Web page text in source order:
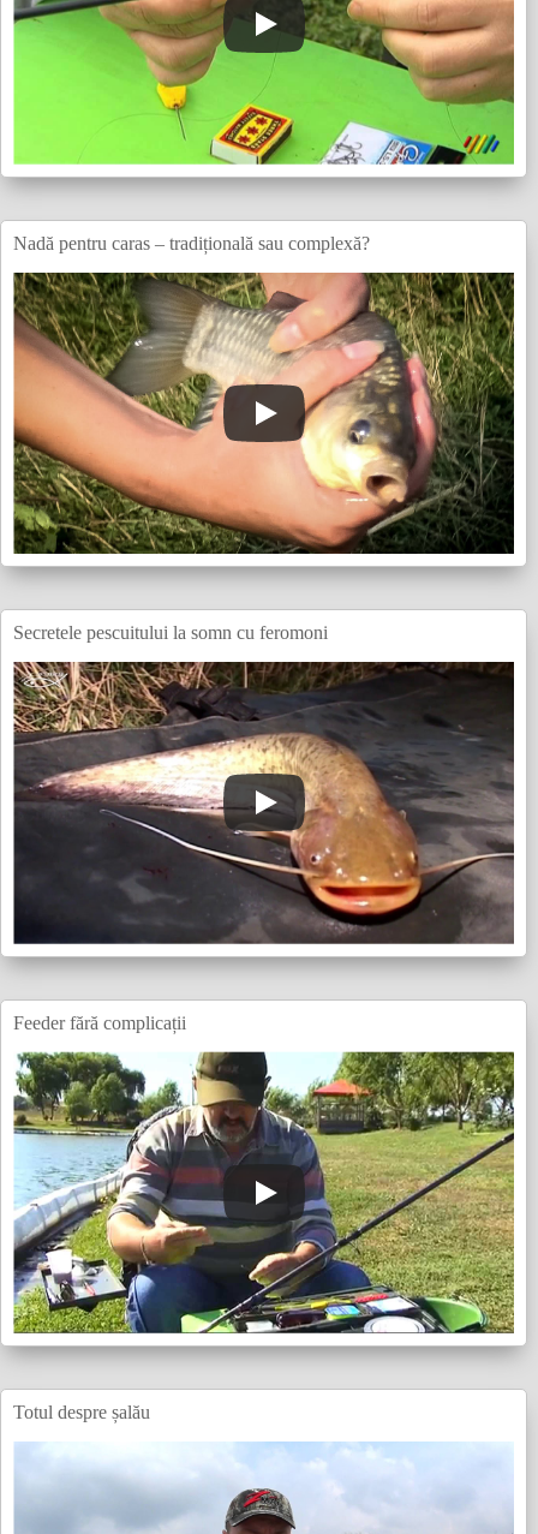
Nadă pentru caras – tradițională sau complexă?
Secretele pescuitului la somn cu feromoni
Feeder fără complicații
Totul despre șalău